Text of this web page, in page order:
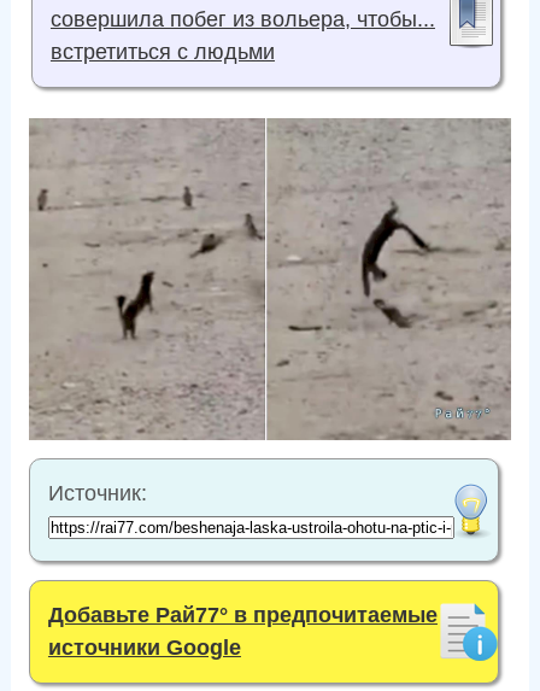
совершила побег из вольера, чтобы...
встретиться с людьми
Источник:
Добавьте Рай77° в предпочитаемые
источники Google